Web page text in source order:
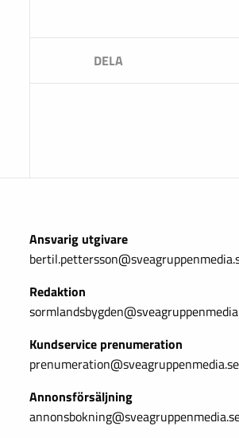
Ansvarig utgivare
Redaktion
Kundservice prenumeration
prenumeration@sveagruppenmedia.se
Annonsförsäljning